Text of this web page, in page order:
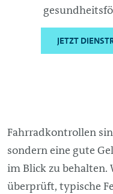
JETZT
Fahrradkontrollen
sondern eine gute
im Blick zu behalten.
überprüft, typische